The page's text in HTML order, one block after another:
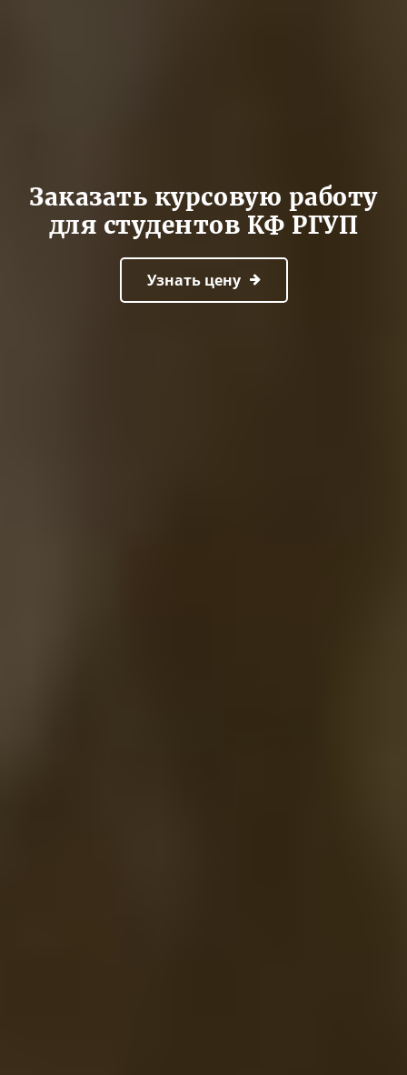
Заказать курсовую работу
для студентов КФ РГУП
Узнать цену